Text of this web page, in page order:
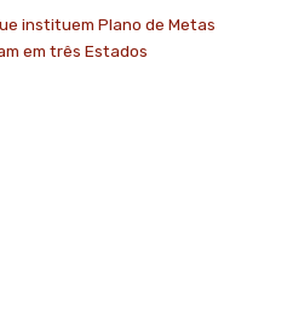
instituem Plano de Metas
em três Estados